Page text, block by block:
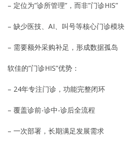
– 定位为”诊所管理”，而非”门诊HIS”
– 缺少医技、AI、叫号等核心门诊模块
– 需要额外采购补足，形成数据孤岛
软佳的”门诊HIS”优势：
– 24年专注门诊，功能完整闭环
– 覆盖诊前-诊中-诊后全流程
– 一次部署，长期满足发展需求